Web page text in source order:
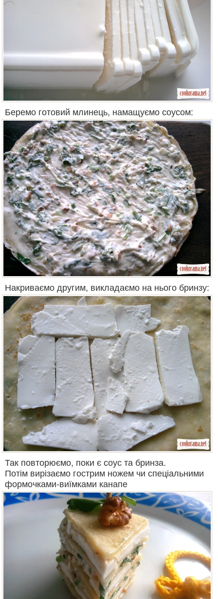
Беремо готовий млинець, намащуємо соусом:
Накриваємо другим, викладаємо на нього бринзу:
Так повторюємо, поки є соус та бринза.
Потім вирізаємо гострим ножем чи спеціальними
формочками-виїмками канапе